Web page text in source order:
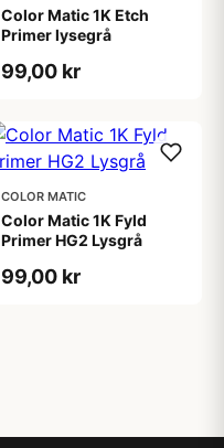
Color Matic 1K Etch
Primer lysegrå
99,00 kr
COLOR MATIC
Color Matic 1K Fyld
Primer HG2 Lysgrå
99,00 kr